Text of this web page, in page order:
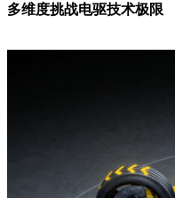
多维度挑战电驱技术极限